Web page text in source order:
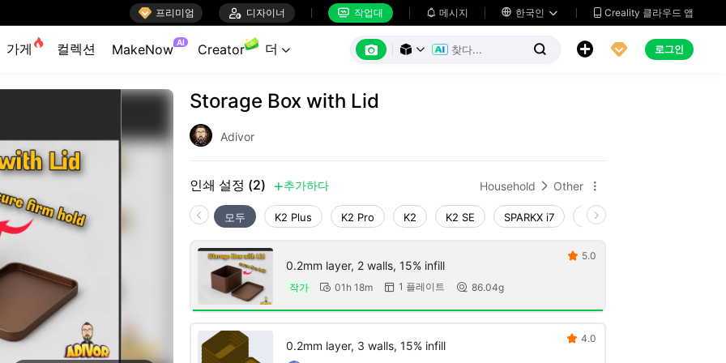
 프리미엄  디자이너  작업대  메시지  한국인   Creality 클라우드 앱
가게  컬렉션 MakeNow AI Creator 더        로그인
Storage Box with Lid
Adivor
인쇄 설정 (2)  추가하다 Household  Other 
모두 K2 Plus K2 Pro K2 K2 SE SPARKX i7 Creality Hi
0.2mm layer, 2 walls, 15% infill
작가  01h 18m  1 플레이트  86.04g
 5.0
0.2mm layer, 3 walls, 15% infill
 4.0